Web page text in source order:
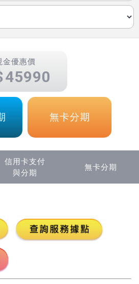
金優惠價
45990
無卡分期
信用卡支付
與分期
無卡分期